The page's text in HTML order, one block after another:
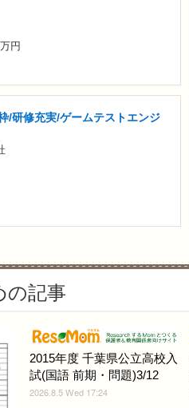
円
/研修充実/ゲームテストエンジ
の記事
2015年度 千葉県公立高校入
試(国語 前期・問題)3/12
2026.8.5 Wed 17:24